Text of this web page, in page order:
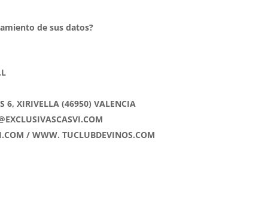
de sus datos?
6, XIRIVELLA (46950) VALENCIA
/ WWW. TUCLUBDEVINOS.COM